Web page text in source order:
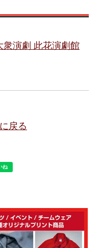
衆演劇 此花演劇館
戻る